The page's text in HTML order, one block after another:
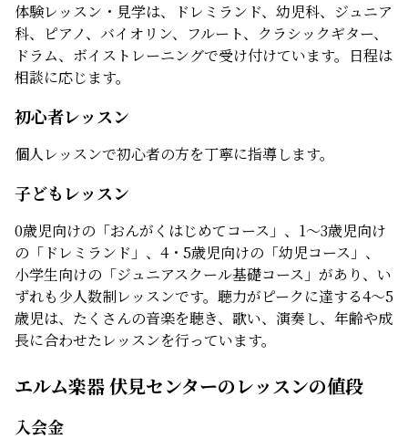
体験レッスン・見学は、ドレミランド、幼児科、ジュニア
科、ピアノ、バイオリン、フルート、クラシックギター、
ドラム、ボイストレーニングで受け付けています。日程は
相談に応じます。
初心者レッスン
個人レッスンで初心者の方を丁寧に指導します。
子どもレッスン
0歳児向けの「おんがくはじめてコース」、1～3歳児向け
の「ドレミランド」、4・5歳児向けの「幼児コース」、
小学生向けの「ジュニアスクール基礎コース」があり、い
ずれも少人数制レッスンです。聴力がピークに達する4〜5
歳児は、たくさんの音楽を聴き、歌い、演奏し、年齢や成
長に合わせたレッスンを行っています。
エルム楽器 伏見センターのレッスンの値段
入会金